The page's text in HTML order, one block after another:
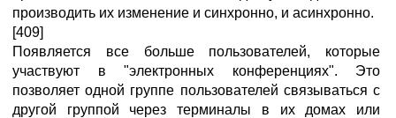
производить их изменение и синхронно, и асинхронно.
[409]
Появляется все больше пользователей, которые
участвуют в "электронных конференциях". Это
позволяет одной группе пользователей связываться с
другой группой через терминалы в их домах или